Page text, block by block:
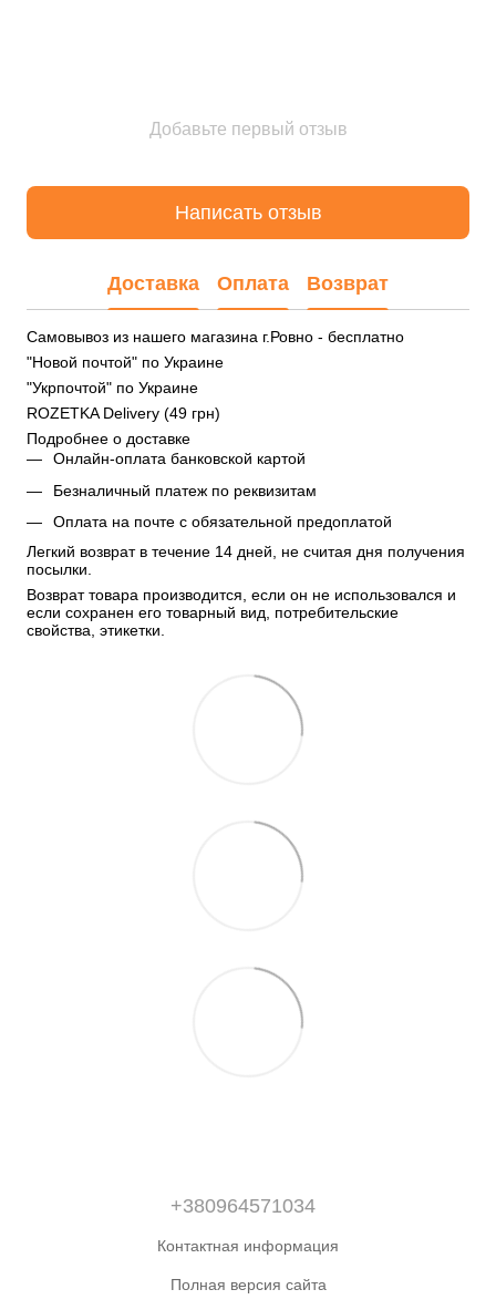
Добавьте первый отзыв
Написать отзыв
Доставка Оплата Возврат
Самовывоз из нашего магазина г.Ровно - бесплатно
"Новой почтой" по Украине
"Укрпочтой" по Украине
ROZETKA Delivery (49 грн)
Подробнее о доставке
Онлайн-оплата банковской картой
Безналичный платеж по реквизитам
Оплата на почте с обязательной предоплатой
Легкий возврат в течение 14 дней, не считая дня получения
посылки.
Возврат товара производится, если он не использовался и
если сохранен его товарный вид, потребительские
свойства, этикетки.
+380964571034
Контактная информация
Полная версия сайта